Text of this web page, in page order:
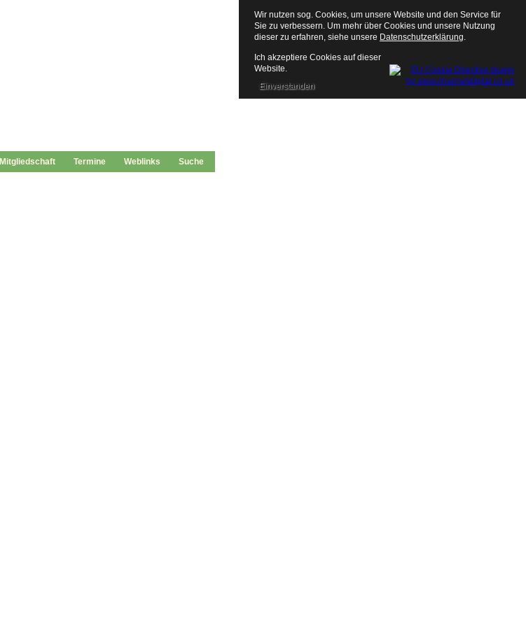
Mitgliedschaft Termine Weblinks Suche
Wir nutzen sog. Cookies, um unsere Website und den Service für
Sie zu verbessern. Um mehr über Cookies und unsere Nutzung
dieser zu erfahren, siehe unsere Datenschutzerklärung.
Ich akzeptiere Cookies auf dieser
Website.
Einverstanden